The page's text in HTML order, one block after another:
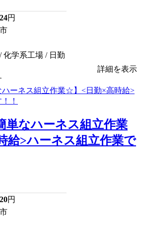
円
化学系工場 / 日勤
詳細を表示
単なハーネス組立作業
給>ハーネス組立作業で
円